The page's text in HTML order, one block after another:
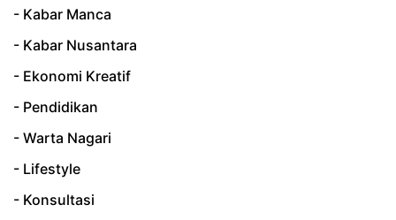
- Kabar Manca
- Kabar Nusantara
- Ekonomi Kreatif
- Pendidikan
- Warta Nagari
- Lifestyle
- Konsultasi